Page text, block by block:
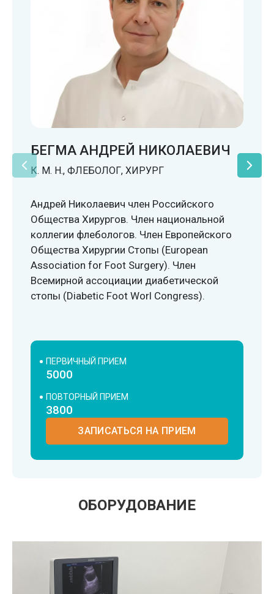
БЕГМА АНДРЕЙ НИКОЛАЕВИЧ
К. М. Н., ФЛЕБОЛОГ, ХИРУРГ
Андрей Николаевич член Российского
Общества Хирургов. Член национальной
коллегии флебологов. Член Европейского
Общества Хирургии Стопы (European
Association for Foot Surgery). Член
Всемирной ассоциации диабетической
стопы (Diabetic Foot Worl Congress).
ПЕРВИЧНЫЙ ПРИЕМ
5000
ПОВТОРНЫЙ ПРИЕМ
3800
ЗАПИСАТЬСЯ НА ПРИЕМ
ОБОРУДОВАНИЕ